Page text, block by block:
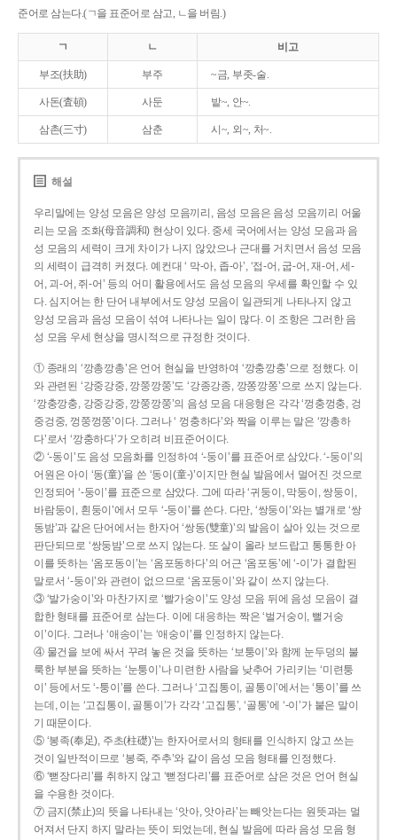
준어로 삼는다.(ㄱ을 표준어로 삼고, ㄴ을 버림.)
ㄱ ㄴ 비고
부조(扶助) 부주 ~금, 부좃-술.
사돈(査頓) 사둔 밭~, 안~.
삼촌(三寸) 삼춘 시~, 외~, 처~.
해설
우리말에는 양성 모음은 양성 모음끼리, 음성 모음은 음성 모음끼리 어울
리는 모음 조화(母音調和) 현상이 있다. 중세 국어에서는 양성 모음과 음
성 모음의 세력이 크게 차이가 나지 않았으나 근대를 거치면서 음성 모음
의 세력이 급격히 커졌다. 예컨대 ‘ 막-아, 좁-아’, ‘접-어, 굽-어, 재-어, 세-
어, 괴-어, 쥐-어’ 등의 어미 활용에서도 음성 모음의 우세를 확인할 수 있
다. 심지어는 한 단어 내부에서도 양성 모음이 일관되게 나타나지 않고
양성 모음과 음성 모음이 섞여 나타나는 일이 많다. 이 조항은 그러한 음
성 모음 우세 현상을 명시적으로 규정한 것이다.
① 종래의 ‘깡총깡총’은 언어 현실을 반영하여 ‘깡충깡충’으로 정했다. 이
와 관련된 ‘강중강중, 깡쭝깡쭝’도 ‘강종강종, 깡쫑깡쫑’으로 쓰지 않는다.
‘깡충깡충, 강중강중, 깡쭝깡쭝’의 음성 모음 대응형은 각각 ‘껑충껑충, 겅
중겅중, 껑쭝껑쭝’이다. 그러나 ‘ 껑충하다’와 짝을 이루는 말은 ‘깡총하
다’로서 ‘깡충하다’가 오히려 비표준어이다.
② ‘-동이’도 음성 모음화를 인정하여 ‘-둥이’를 표준어로 삼았다. ‘-둥이’의
어원은 아이 ‘동(童)’을 쓴 ‘동이(童-)’이지만 현실 발음에서 멀어진 것으로
인정되어 ‘-둥이’를 표준으로 삼았다. 그에 따라 ‘귀둥이, 막둥이, 쌍둥이,
바람둥이, 흰둥이’에서 모두 ‘-둥이’를 쓴다. 다만, ‘쌍둥이’와는 별개로 ‘쌍
동밤’과 같은 단어에서는 한자어 ‘쌍동(雙童)’의 발음이 살아 있는 것으로
판단되므로 ‘쌍둥밤’으로 쓰지 않는다. 또 살이 올라 보드랍고 통통한 아
이를 뜻하는 ‘옴포동이’는 ‘옴포동하다’의 어근 ‘옴포동’에 ‘-이’가 결합된
말로서 ‘-둥이’와 관련이 없으므로 ‘옴포둥이’와 같이 쓰지 않는다.
③ ‘발가숭이’와 마찬가지로 ‘빨가숭이’도 양성 모음 뒤에 음성 모음이 결
합한 형태를 표준어로 삼는다. 이에 대응하는 짝은 ‘벌거숭이, 뻘거숭
이’이다. 그러나 ‘애송이’는 ‘애숭이’를 인정하지 않는다.
④ 물건을 보에 싸서 꾸려 놓은 것을 뜻하는 ‘보퉁이’와 함께 눈두덩의 불
룩한 부분을 뜻하는 ‘눈퉁이’나 미련한 사람을 낮추어 가리키는 ‘미련퉁
이’ 등에서도 ‘-퉁이’를 쓴다. 그러나 ‘고집통이, 골통이’에서는 ‘통이’를 쓰
는데, 이는 ‘고집통이, 골통이’가 각각 ‘고집통’, ‘골통’에 ‘-이’가 붙은 말이
기 때문이다.
⑤ ‘봉족(奉足), 주초(柱礎)’는 한자어로서의 형태를 인식하지 않고 쓰는
것이 일반적이므로 ‘봉죽, 주추’와 같이 음성 모음 형태를 인정했다.
⑥ ‘뻗장다리’를 취하지 않고 ‘뻗정다리’를 표준어로 삼은 것은 언어 현실
을 수용한 것이다.
⑦ 금지(禁止)의 뜻을 나타내는 ‘앗아, 앗아라’는 빼앗는다는 원뜻과는 멀
어져서 단지 하지 말라는 뜻이 되었는데, 현실 발음에 따라 음성 모음 형